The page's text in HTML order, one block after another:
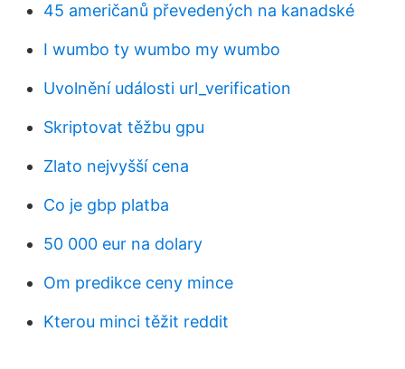
45 američanů převedených na kanadské
I wumbo ty wumbo my wumbo
Uvolnění události url_verification
Skriptovat těžbu gpu
Zlato nejvyšší cena
Co je gbp platba
50 000 eur na dolary
Om predikce ceny mince
Kterou minci těžit reddit